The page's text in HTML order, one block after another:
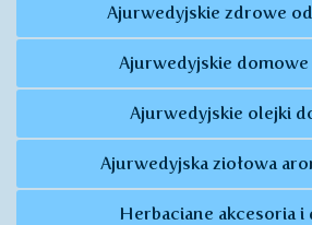
Ajurwedyjskie zdrowe
Ajurwedyjskie domowe
Ajurwedyjskie olejki
Ajurwedyjska ziołowa
Herbaciane akcesoria i